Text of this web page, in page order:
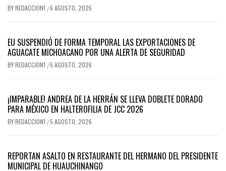
BYREDACCION1 /6 AGOSTO, 2026
EU SUSPENDIÓ DE FORMA TEMPORAL LAS EXPORTACIONES DE
AGUACATE MICHOACANO POR UNA ALERTA DE SEGURIDAD
BYREDACCION1 /5 AGOSTO, 2026
¡IMPARABLE! ANDREA DE LA HERRÁN SE LLEVA DOBLETE DORADO
PARA MÉXICO EN HALTEROFILIA DE JCC 2026
BYREDACCION1 /5 AGOSTO, 2026
REPORTAN ASALTO EN RESTAURANTE DEL HERMANO DEL PRESIDENTE
MUNICIPAL DE HUAUCHINANGO